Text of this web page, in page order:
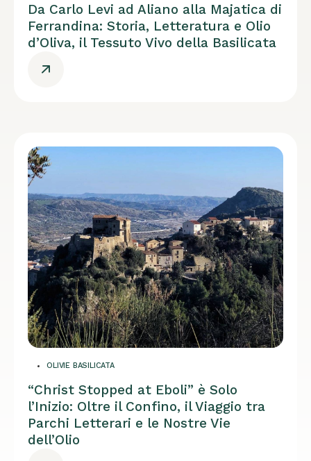
Da Carlo Levi ad Aliano alla Majatica di
Ferrandina: Storia, Letteratura e Olio
d’Oliva, il Tessuto Vivo della Basilicata
OLIVIE BASILICATA
“Christ Stopped at Eboli” è Solo
l’Inizio: Oltre il Confino, il Viaggio tra
Parchi Letterari e le Nostre Vie
dell’Olio